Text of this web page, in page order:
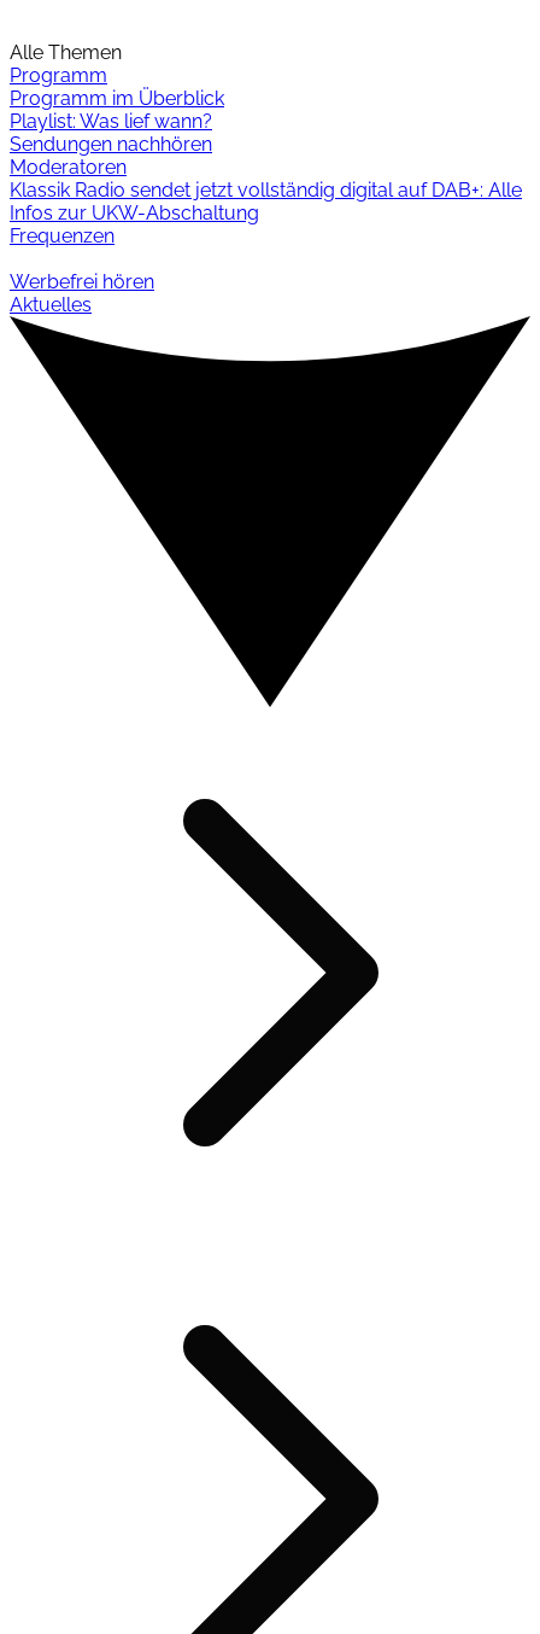
Alle Themen
Programm
Programm im Überblick
Playlist: Was lief wann?
Sendungen nachhören
Moderatoren
Klassik Radio sendet jetzt vollständig digital auf DAB+: Alle
Infos zur UKW-Abschaltung
Frequenzen
Werbefrei hören
Aktuelles